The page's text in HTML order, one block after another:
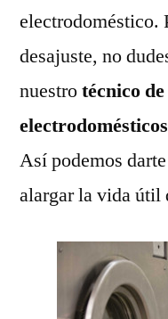
electrodoméstico.
desajuste, no
nuestrotécnico
electrodomésticos
Así podemos
alargar la vida útil